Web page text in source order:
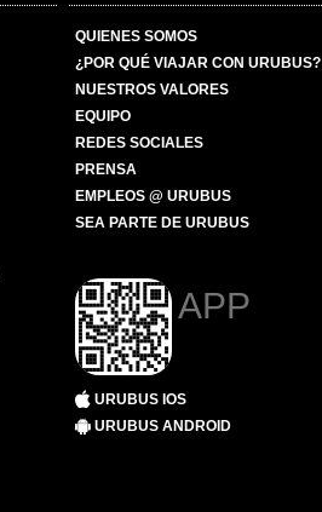
QUIENES SOMOS
¿POR QUÉ VIAJAR CON URUBUS?
NUESTROS VALORES
EQUIPO
REDES SOCIALES
PRENSA
EMPLEOS @ URUBUS
SEA PARTE DE URUBUS
APP
URUBUS IOS
URUBUS ANDROID